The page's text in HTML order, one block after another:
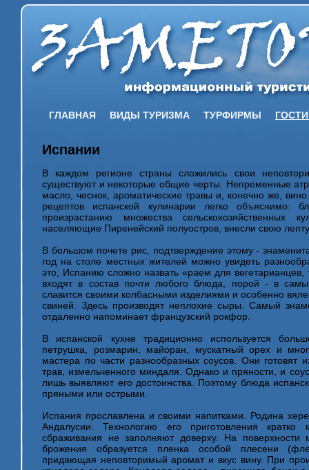
ГЛАВНАЯ ВИДЫ ТУРИЗМА ТУРФИРМЫ
Испании
В каждом регионе страны сложились свои
существуют и некоторые общие черты. Непременные
масло, чеснок, ароматические травы и, конечно же,
рецептов испанской кулинарии легко объяснимо:
произрастанию множества сельскохозяйственных
населяющие Пиренейский полуостров, внесли свою
В большом почете рис, подтверждение этому -
год на столе местных жителей можно увидеть
это, Испанию сложно назвать «раем для
входят в состав почти любого блюда, порой - в
славится своими колбасными изделиями и особенно
свиней. Здесь производят неплохие сыры. Самый
отдаленно напоминает французский рокфор.
В испанской кухне традиционно используется
петрушка, розмарин, майоран, мускатный орех и
мастера по части разнообразных соусов. Они готовят
трав, измельченного миндаля. Однако и пряности, и
лишь выявляют его достоинства. Поэтому блюда
пряными или острыми.
Испания прославлена и своими напитками. Родина
Андалусии. Технологию его приготовления
сбраживания не заполняют доверху. На поверхности
брожения образуется пленка особой плесени
придающая неповторимый аромат и вкус вину. При